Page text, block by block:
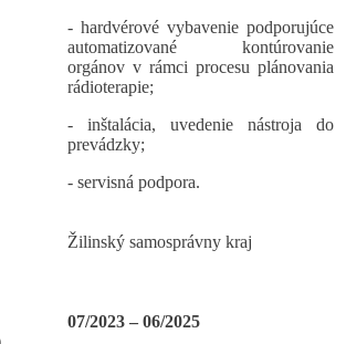
- hardvérové vybavenie podporujúce
automatizované kontúrovanie
orgánov v rámci procesu plánovania
rádioterapie;
- inštalácia, uvedenie nástroja do
prevádzky;
- servisná podpora.
Žilinský samosprávny kraj
07/2023 – 06/2025